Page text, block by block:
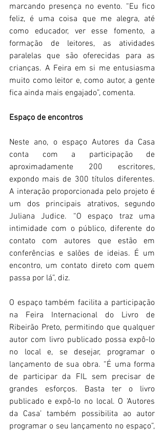
marcando presença no evento. “Eu fico
feliz, é uma coisa que me alegra, até
como educador, ver esse fomento, a
formação de leitores, as atividades
paralelas que são oferecidas para as
crianças. A Feira em si me entusiasma
muito como leitor e, como autor, a gente
fica ainda mais engajado”, comenta.
Espaço de encontros
Neste ano, o espaço Autores da Casa
conta com a participação de
aproximadamente 200 escritores,
expondo mais de 300 títulos diferentes.
A interação proporcionada pelo projeto é
um dos principais atrativos, segundo
Juliana Judice. “O espaço traz uma
intimidade com o público, diferente do
contato com autores que estão em
conferências e salões de ideias. É um
encontro, um contato direto com quem
passa por lá”, diz.
O espaço também facilita a participação
na Feira Internacional do Livro de
Ribeirão Preto, permitindo que qualquer
autor com livro publicado possa expô-lo
no local e, se desejar, programar o
lançamento de sua obra. “É uma forma
de participar da FIL sem precisar de
grandes esforços. Basta ter o livro
publicado e expô-lo no local. O ‘Autores
da Casa’ também possibilita ao autor
programar o seu lançamento no espaço”,